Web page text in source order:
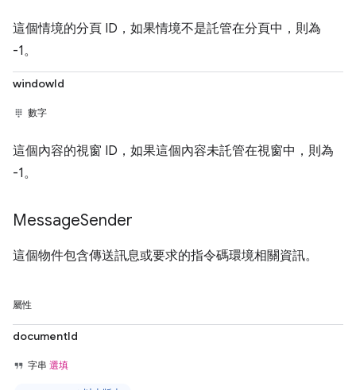
這個情境的分頁 ID，如果情境不是託管在分頁中，則為
-1。
windowId
數字
這個內容的視窗 ID，如果這個內容未託管在視窗中，則為
-1。
MessageSender
這個物件包含傳送訊息或要求的指令碼環境相關資訊。
屬性
documentId
字串 選填